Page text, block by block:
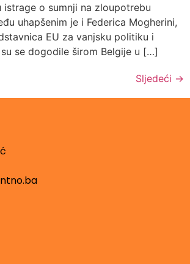
istrage o sumnji na zloupotrebu
uhapšenim je i Federica Mogherini,
EU za vanjsku politiku i
se dogodile širom Belgije u […]
Sljedeći →